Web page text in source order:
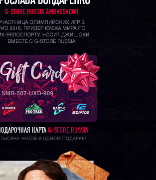
ПОДАРОЧНАЯ КАРТА G-STORE RUSSIA
ТЫСЯЧА ЧАСОВ В ОДНОМ ПОДАРКЕ!